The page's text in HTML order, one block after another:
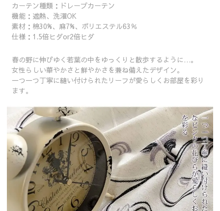
カーテン種類：ドレープカーテン
機能：遮熱、洗濯OK
素材：棉30%、麻7%、ポリエステル63％
仕様：1.5倍ヒダor2倍ヒダ
春の野に伸びゆく若葉の中をゆっくりと散歩するように…。
女性らしい華やかさと鮮やかさを兼ね備えたデザイン。
一つ一つ丁寧に縫い付けられたリーフが愛らしくお部屋を彩り
ます。